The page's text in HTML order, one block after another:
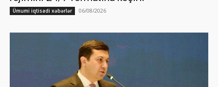
Ümumi iqtisadi xəbərlər 06/08/2026